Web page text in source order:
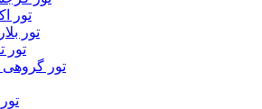
تور
تور
تور
تور گروهی